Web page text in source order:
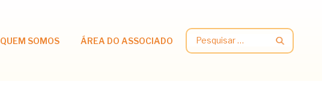
QUEM SOMOS ÁREA DO ASSOCIADO
Pesquisar
por: